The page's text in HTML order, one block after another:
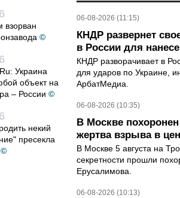
взорван
©
Украина
объект на
– России ©
некий
пресекла
©
06-08-2026 (11:15)
КНДР развернет
в России для
КНДР разворачивает в
для ударов по Украине,
АрбатМедиа.
06-08-2026 (10:35)
В Москве
жертва взрыва в
В Москве 5 августа на
секретности прошли
Ерусалимова.
06-08-2026 (10:13)